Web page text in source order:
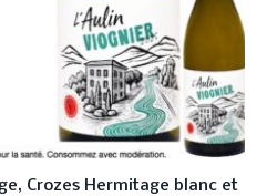
Crozes Hermitage blanc et